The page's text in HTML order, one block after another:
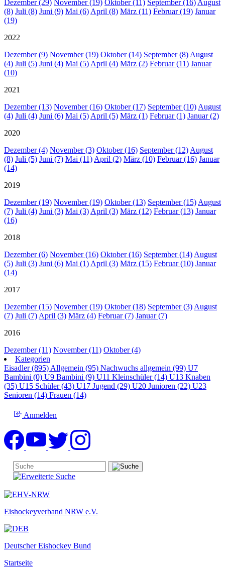
Dezember (29) November (19) Oktober (11) September (16)August
(8) Juli (8) Juni (9) Mai (6)April (8) März (11) Februar (19) Januar
(19)
2022
Dezember (9) November (19) Oktober (14) September (8)August
(4) Juli (5) Juni (4) Mai (5)April (4) März (2) Februar (11) Januar
(10)
2021
Dezember (13) November (16) Oktober (17) September (10)August
(4) Juli (4) Juni (6) Mai (5)April (5) März (1) Februar (1) Januar (2)
2020
Dezember (4) November (3) Oktober (16) September (12)August
(8) Juli (5) Juni (7) Mai (11)April (2) März (10) Februar (16) Januar
(14)
2019
Dezember (19) November (19) Oktober (13) September (15)August
(7) Juli (4) Juni (3) Mai (3)April (3) März (12) Februar (13) Januar
(16)
2018
Dezember (6) November (16) Oktober (16) September (14)August
(5) Juli (3) Juni (6) Mai (1)April (3) März (15) Februar (10) Januar
(14)
2017
Dezember (15) November (19) Oktober (18) September (3)August
(7) Juli (7)April (3) März (4) Februar (7) Januar (7)
2016
Dezember (11) November (11) Oktober (4)
Kategorien
Eisadler (895)Allgemein (95) Nachwuchs allgemein (99) U7
Bambini (0) U9 Bambini (9) U11 Kleinschüler (14) U13 Knaben
(35) U15 Schüler (43) U17 Jugend (29) U20 Junioren (22) U23
Senioren (14) Frauen (14)
Anmelden
Eishockeyverband NRW e.V.
Deutscher Eishockey Bund
Startseite